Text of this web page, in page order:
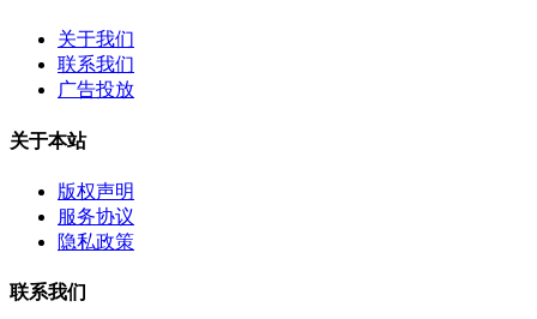
关于我们
联系我们
广告投放
关于本站
版权声明
服务协议
隐私政策
联系我们